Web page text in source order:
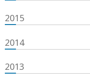
2015
2014
2013